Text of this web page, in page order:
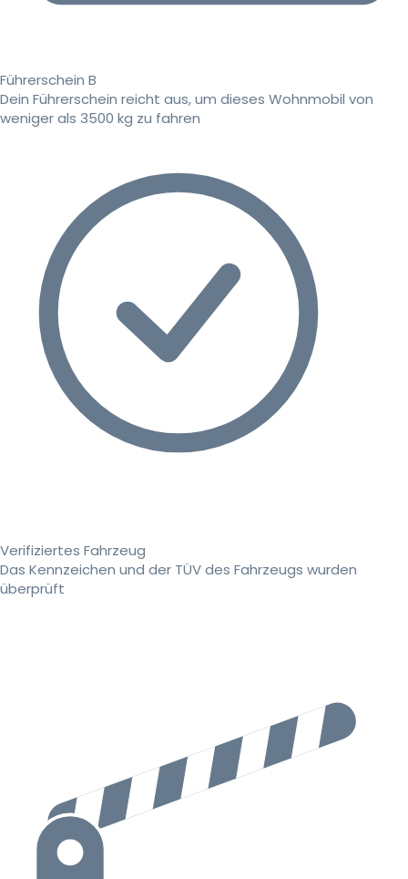
Führerschein B
Dein Führerschein reicht aus, um dieses Wohnmobil von
weniger als 3500 kg zu fahren
Verifiziertes Fahrzeug
Das Kennzeichen und der TÜV des Fahrzeugs wurden
überprüft